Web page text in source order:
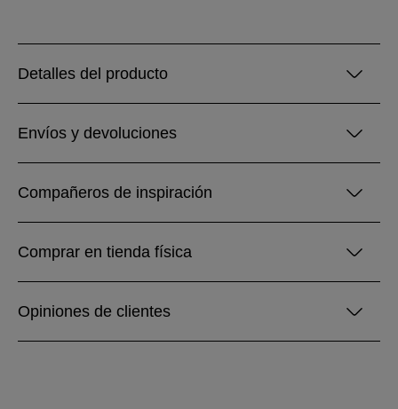
Detalles del producto
Envíos y devoluciones
Compañeros de inspiración
Comprar en tienda física
Opiniones de clientes